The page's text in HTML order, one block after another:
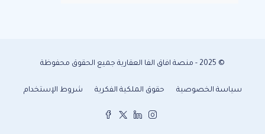
© 2025 - منصة افاق الفا العقارية جميع الحقوق محفوظة
سياسة الخصوصية حقوق الملكية الفكرية شروط الإستخدام